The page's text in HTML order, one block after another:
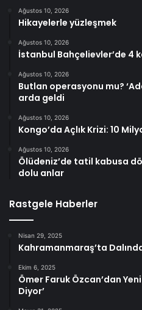
Ağustos 10, 2026
Hikayelerle yüzleşmek
Ağustos 10, 2026
İstanbul Bahçelievler’de 4
Ağustos 10, 2026
Butlan operasyonu mu?
arda geldi
Ağustos 10, 2026
Kongo’da Açlık Krizi: 10
Ağustos 10, 2026
Ölüdeniz’de tatil kabusa
dolu anlar
Rastgele Haberler
Nisan 29, 2025
Kahramanmaraş’ta
Ekim 6, 2025
Ömer Faruk Özcan’dan
Diyor’